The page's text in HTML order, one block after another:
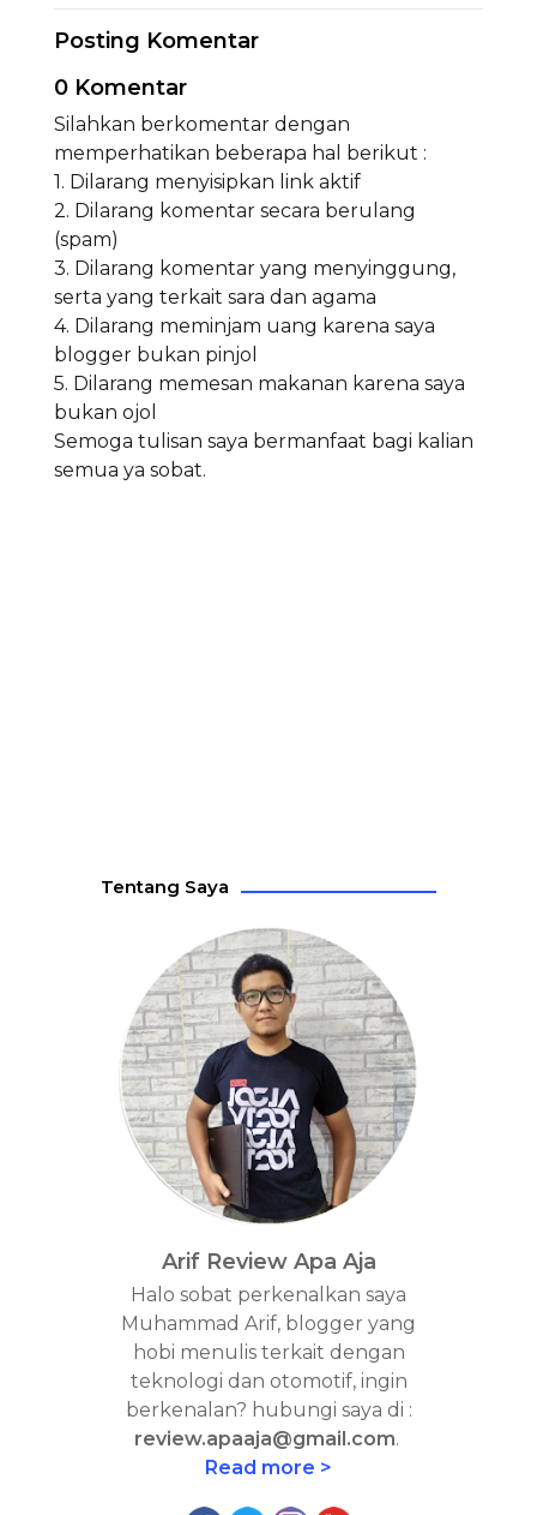
Posting Komentar
0 Komentar
Silahkan berkomentar dengan
memperhatikan beberapa hal berikut :
1. Dilarang menyisipkan link aktif
2. Dilarang komentar secara berulang
(spam)
3. Dilarang komentar yang menyinggung,
serta yang terkait sara dan agama
4. Dilarang meminjam uang karena saya
blogger bukan pinjol
5. Dilarang memesan makanan karena saya
bukan ojol
Semoga tulisan saya bermanfaat bagi kalian
semua ya sobat.
Tentang Saya
Arif Review Apa Aja
Halo sobat perkenalkan saya
Muhammad Arif, blogger yang
hobi menulis terkait dengan
teknologi dan otomotif, ingin
berkenalan? hubungi saya di :
review.apaaja@gmail.com.
Read more >